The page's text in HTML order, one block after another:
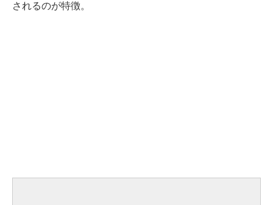
されるのが特徴。